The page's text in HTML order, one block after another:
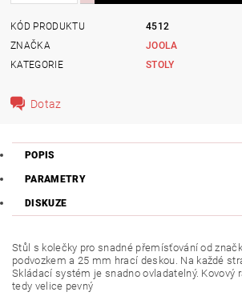
KÓD PRODUKTU
4512
ZNAČKA
JOOLA
KATEGORIE
STOLY
Dotaz
POPIS
PARAMETRY
DISKUZE
Stůl s kolečky pro snadné přemísťování od
podvozkem a 25 mm hrací deskou. Na každé
Skládací systém je snadno ovladatelný. Kovový
tedy velice pevný